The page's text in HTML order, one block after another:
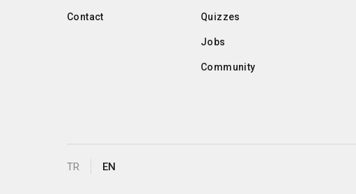
Contact Quizzes
Jobs
Community
TR EN